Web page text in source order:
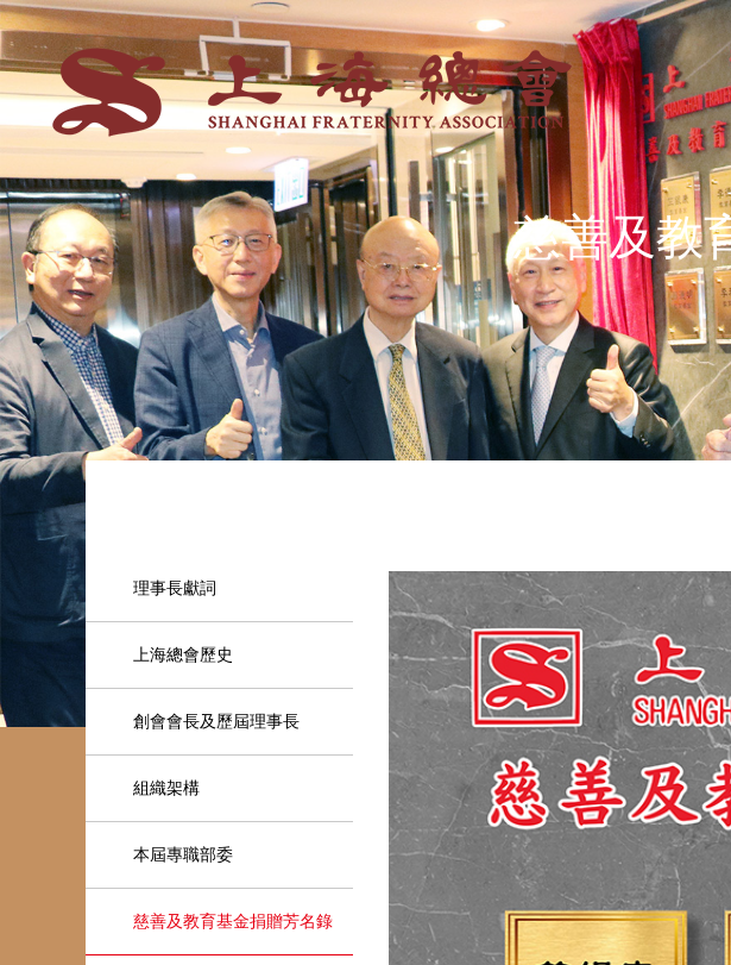
慈善及教
理事長獻詞
上海總會歷史
創會會長及歷屆理事長
組織架構
本屆專職部委
慈善及教育基金捐贈芳名錄